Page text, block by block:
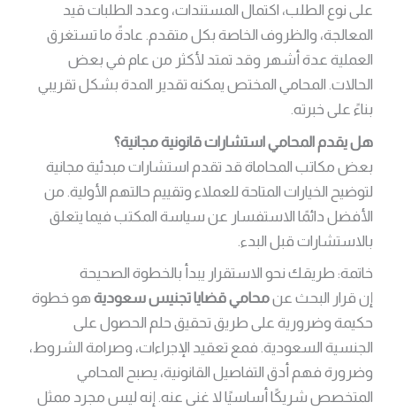
على نوع الطلب، اكتمال المستندات، وعدد الطلبات قيد
المعالجة، والظروف الخاصة بكل متقدم. عادةً ما تستغرق
العملية عدة أشهر وقد تمتد لأكثر من عام في بعض
الحالات. المحامي المختص يمكنه تقدير المدة بشكل تقريبي
بناءً على خبرته.
هل يقدم المحامي استشارات قانونية مجانية؟
بعض مكاتب المحاماة قد تقدم استشارات مبدئية مجانية
لتوضيح الخيارات المتاحة للعملاء وتقييم حالتهم الأولية. من
الأفضل دائمًا الاستفسار عن سياسة المكتب فيما يتعلق
بالاستشارات قبل البدء.
خاتمة: طريقك نحو الاستقرار يبدأ بالخطوة الصحيحة
إن قرار البحث عنمحامي قضايا تجنيس سعودية هو خطوة
حكيمة وضرورية على طريق تحقيق حلم الحصول على
الجنسية السعودية. فمع تعقيد الإجراءات، وصرامة الشروط،
وضرورة فهم أدق التفاصيل القانونية، يصبح المحامي
المتخصص شريكًا أساسيًا لا غنى عنه. إنه ليس مجرد ممثل